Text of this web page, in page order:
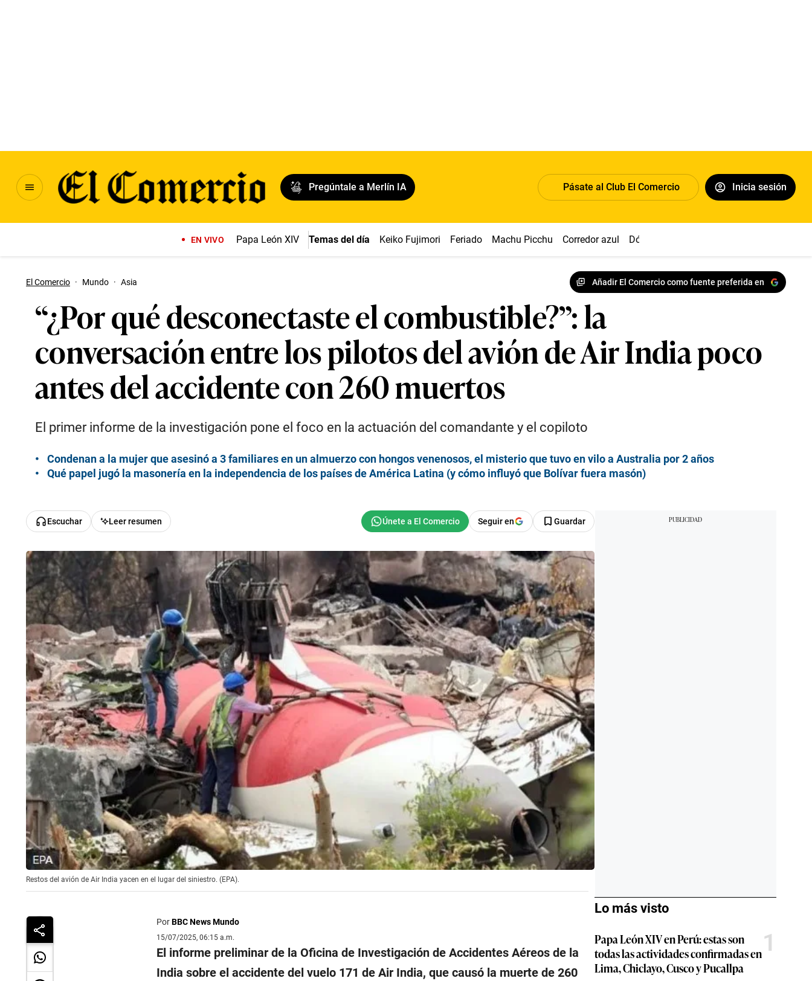
Pregúntale a Merlín IA Pásate al Club El Comercio Inicia sesión
EN VIVO Papa León XIV Temas del día Keiko Fujimori Feriado Machu Picchu Corredor azul Dólar
El Comercio · Mundo · Asia Añadir El Comercio como fuente preferida en
“¿Por qué desconectaste el combustible?”: la
conversación entre los pilotos del avión de Air India poco
antes del accidente con 260 muertos
El primer informe de la investigación pone el foco en la actuación del comandante y el copiloto
Condenan a la mujer que asesinó a 3 familiares en un almuerzo con hongos venenosos, el misterio que tuvo en vilo a Australia por 2 años
Qué papel jugó la masonería en la independencia de los países de América Latina (y cómo influyó que Bolívar fuera masón)
Escuchar Leer resumen Seguir en Guardar
Restos del avión de Air India yacen en el lugar del siniestro. (EPA).
PorBBC News Mundo
15/07/2025, 06:15 a.m.
El informe preliminar de la Oficina de Investigación de Accidentes Aéreos de la
India sobre el accidente del vuelo 171 de Air India, que causó la muerte de 260
Lo más visto
Papa León XIV en Perú: estas son
todas las actividades confirmadas en
Lima, Chiclayo, Cusco y Pucallpa
1